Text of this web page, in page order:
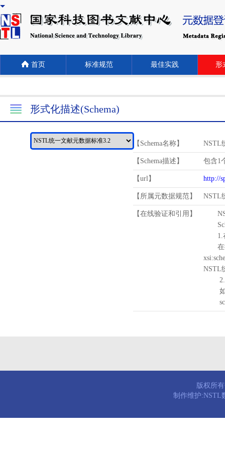
首页 标准规范 最佳实践 形
形式化描述(Schema)
【Schema名称】 NSTL
【Schema描述】 包含1
【url】 http://
【所属元数据规范】 NSTL
【在线验证和引用】
1.
在待
NSTL
2.
如需
版权所
制作维护:NSTL